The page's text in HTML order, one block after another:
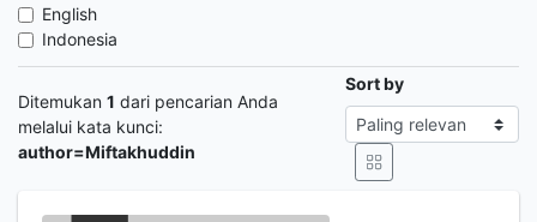
English
Indonesia
Ditemukan 1 dari pencarian Anda
melalui kata kunci:
author=Miftakhuddin
Sort by